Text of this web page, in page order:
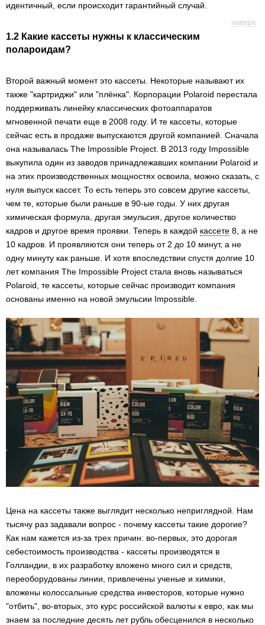
идентичный, если происходит гарантийный случай.
наверх
1.2 Какие кассеты нужны к классическим
полароидам?
Второй важный момент это кассеты. Некоторые называют их
также "картриджи" или "плёнка". Корпорации Polaroid перестала
поддерживать линейку классических фотоаппаратов
мгновенной печати еще в 2008 году. И те кассеты, которые
сейчас есть в продаже выпускаются другой компанией. Сначала
она называлась The Impossible Project. В 2013 году Impossible
выкупила один из заводов принадлежавших компании Polaroid и
на этих производственных мощностях освоила, можно сказать, с
нуля выпуск кассет. То есть теперь это совсем другие кассеты,
чем те, которые были раньше в 90-ые годы. У них другая
химическая формула, другая эмульсия, другое количество
кадров и другое время проявки. Теперь в каждой кассете 8, а не
10 кадров. И проявляются они теперь от 2 до 10 минут, а не
одну минуту как раньше. И хотя впоследствии спустя долгие 10
лет компания The Impossible Project стала вновь называться
Polaroid, те кассеты, которые сейчас производит компания
основаны именно на новой эмульсии Impossible.
Цена на кассеты также выглядит несколько неприглядной. Нам
тысячу раз задавали вопрос - почему кассеты такие дорогие?
Как нам кажется из-за трех причин: во-первых, это дорогая
себестоимость производства - кассеты производятся в
Голландии, в их разработку вложено много сил и средств,
переоборудованы линии, привлечены ученые и химики,
вложены колоссальные средства инвесторов, которые нужно
"отбить", во-вторых, это курс российской валюты к евро, как мы
знаем за последние десять лет рубль обесценился в несколько